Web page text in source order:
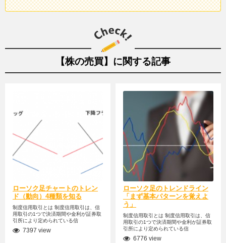
【株の売買】に関する記事
ローソク足チャートのトレン
ド（動向）4種類を知る
制度信用取引とは 制度信用取引は、信
用取引の1つで決済期間や金利が証券取
引所により定められている信
7397 view
ローソク足のトレンドライン
「まず基本パターンを覚えよ
う」
制度信用取引とは 制度信用取引は、信
用取引の1つで決済期間や金利が証券取
引所により定められている信
6776 view